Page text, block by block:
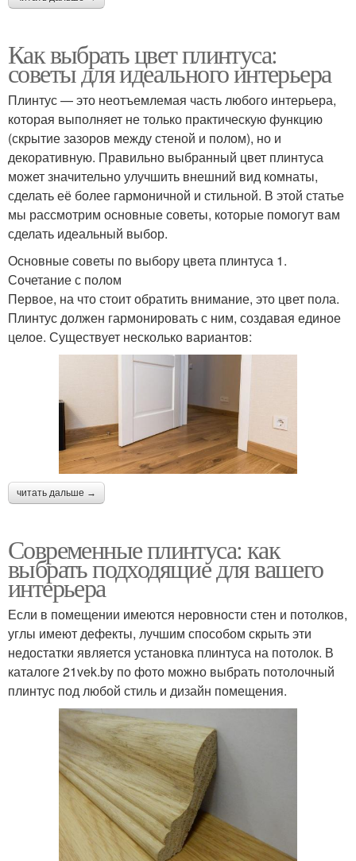
Как выбрать цвет плинтуса:
советы для идеального интерьера
Плинтус — это неотъемлемая часть любого интерьера,
которая выполняет не только практическую функцию
(скрытие зазоров между стеной и полом), но и
декоративную. Правильно выбранный цвет плинтуса
может значительно улучшить внешний вид комнаты,
сделать её более гармоничной и стильной. В этой статье
мы рассмотрим основные советы, которые помогут вам
сделать идеальный выбор.
Основные советы по выбору цвета плинтуса 1.
Сочетание с полом
Первое, на что стоит обратить внимание, это цвет пола.
Плинтус должен гармонировать с ним, создавая единое
целое. Существует несколько вариантов:
читать дальше →
Современные плинтуса: как
выбрать подходящие для вашего
интерьера
Если в помещении имеются неровности стен и потолков,
углы имеют дефекты, лучшим способом скрыть эти
недостатки является установка плинтуса на потолок. В
каталоге 21vek.by по фото можно выбрать потолочный
плинтус под любой стиль и дизайн помещения.